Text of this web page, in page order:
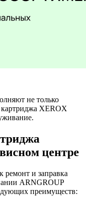
не только
XEROX
центре
ремонт и заправка
ARNGROUP
преимуществ: